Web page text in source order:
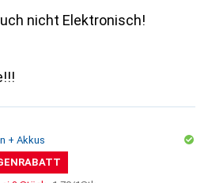
nicht Elektronisch!
+ Akkus